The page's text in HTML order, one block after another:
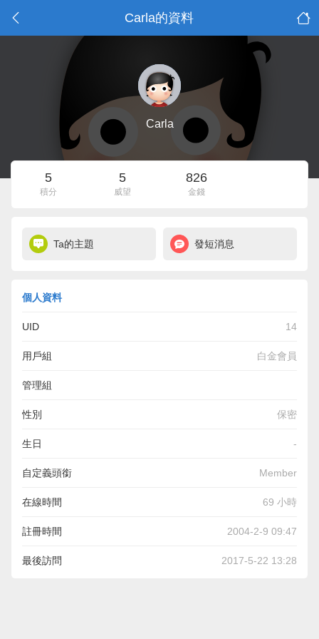
Carla的資料
Carla
5
積分
5
威望
826
金錢
Ta的主題 發短消息
個人資料
UID 14
用戶組 白金會員
管理組
性別 保密
生日 -
自定義頭銜 Member
在線時間 69 小時
註冊時間 2004-2-9 09:47
最後訪問 2017-5-22 13:28